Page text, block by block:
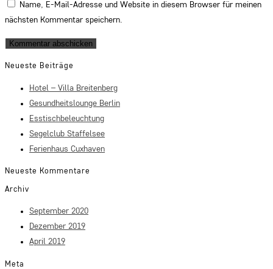
Name, E-Mail-Adresse und Website in diesem Browser für meinen
nächsten Kommentar speichern.
Neueste Beiträge
Hotel – Villa Breitenberg
Gesundheitslounge Berlin
Esstischbeleuchtung
Segelclub Staffelsee
Ferienhaus Cuxhaven
Neueste Kommentare
Archiv
September 2020
Dezember 2019
April 2019
Meta